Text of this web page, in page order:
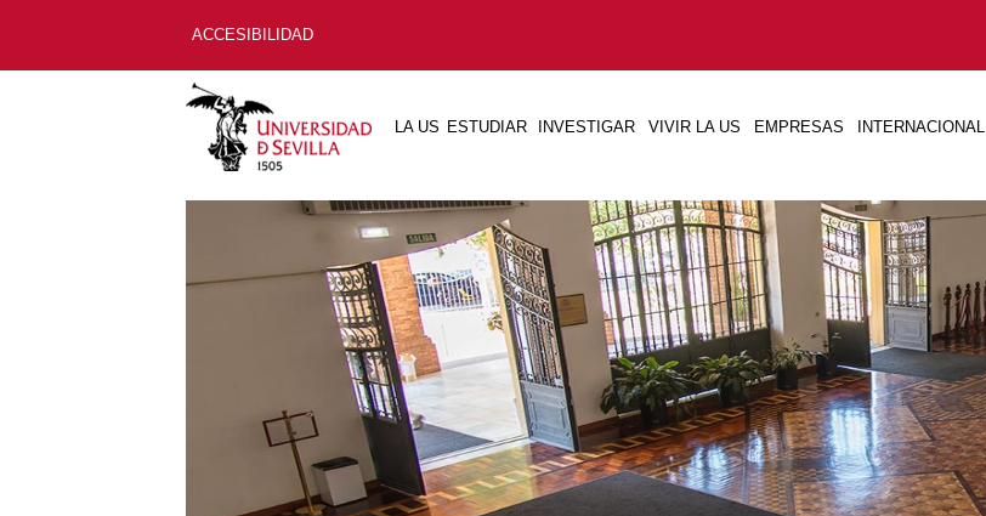
ACCESIBILIDAD
LA US ESTUDIAR INVESTIGAR VIVIR LA US EMPRESAS INTERNACIONAL